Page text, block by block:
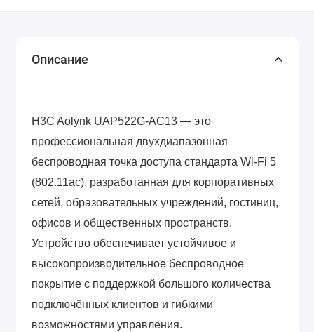
Описание
H3C Aolynk UAP522G-AC13 — это
профессиональная двухдиапазонная
беспроводная точка доступа стандарта Wi-Fi 5
(802.11ac), разработанная для корпоративных
сетей, образовательных учреждений, гостиниц,
офисов и общественных пространств.
Устройство обеспечивает устойчивое и
высокопроизводительное беспроводное
покрытие с поддержкой большого количества
подключённых клиентов и гибкими
возможностями управления.